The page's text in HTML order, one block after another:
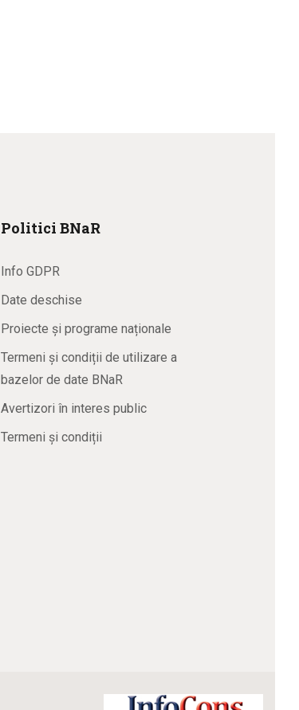
Politici BNaR
Info GDPR
Date deschise
Proiecte și programe naționale
Termeni și condiții de utilizare a
bazelor de date BNaR
Avertizori în interes public
Termeni și condiții